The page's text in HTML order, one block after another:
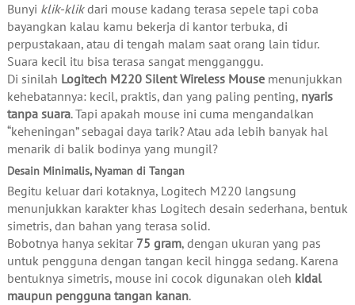
Bunyi klik-klikdari mouse kadang terasa sepele tapi coba
bayangkan kalau kamu bekerja di kantor terbuka, di
perpustakaan, atau di tengah malam saat orang lain tidur.
Suara kecil itu bisa terasa sangat mengganggu.
Di sinilah Logitech M220 Silent Wireless Mousemenunjukkan
kehebatannya: kecil, praktis, dan yang paling penting, nyaris
tanpa suara. Tapi apakah mouse ini cuma mengandalkan
“keheningan” sebagai daya tarik? Atau ada lebih banyak hal
menarik di balik bodinya yang mungil?
Desain Minimalis, Nyaman di Tangan
Begitu keluar dari kotaknya, Logitech M220 langsung
menunjukkan karakter khas Logitech desain sederhana, bentuk
simetris, dan bahan yang terasa solid.
Bobotnya hanya sekitar 75 gram, dengan ukuran yang pas
untuk pengguna dengan tangan kecil hingga sedang. Karena
bentuknya simetris, mouse ini cocok digunakan oleh kidal
maupun pengguna tangan kanan.